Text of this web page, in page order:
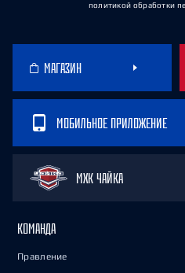
политикой обработки
МАГАЗИН
МОБИЛЬНОЕ ПРИЛОЖЕНИЕ
МХК ЧАЙКА
КОМАНДА
Правление